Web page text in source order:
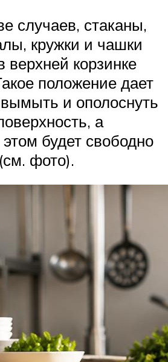
случаев, стаканы,
кружки и чашки
верхней корзинке
положение дает
и ополоснуть
а
будет свободно
фото).